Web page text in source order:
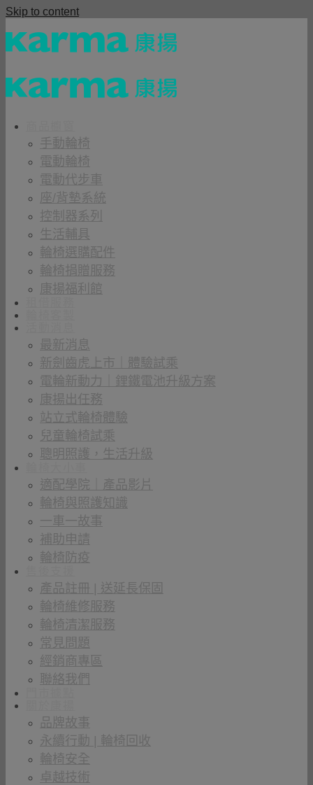
Skip to content
手動輪椅
電動輪椅
電動代步車
座/背墊系統
控制器系列
生活輔具
輪椅選購配件
輪椅捐贈服務
康揚福利館
最新消息
新劍齒虎上市｜體驗試乘
電輪新動力｜鋰鐵電池升級方案
康揚出任務
站立式輪椅體驗
兒童輪椅試乘
聰明照護，生活升級
適配學院｜產品影片
輪椅與照護知識
一車一故事
補助申請
輪椅防疫
產品註冊 | 送延長保固
輪椅維修服務
輪椅清潔服務
常見問題
經銷商專區
聯絡我們
品牌故事
永續行動 | 輪椅回收
輪椅安全
卓越技術